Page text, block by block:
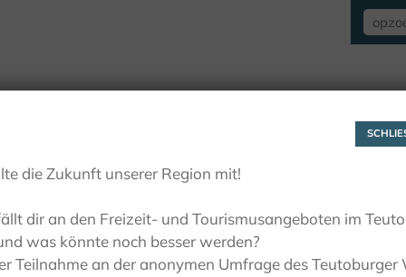
die Zukunft unserer Region mit!
dir an den Freizeit- und Tourismusangeboten im
was könnte noch besser werden?
Teilnahme an der anonymen Umfrage des Teutoburger